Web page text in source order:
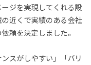
ジを実現してくれる設
近くで実績のある会社
頼を決定しました。
スがしやすい」「バリ